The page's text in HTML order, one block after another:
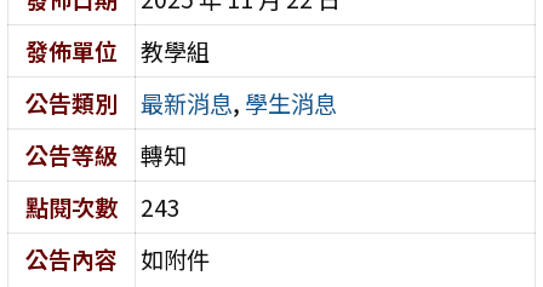
發佈單位
教學組
公告類別
最新消息, 學生消息
公告等級
轉知
點閱次數
243
公告內容
如附件